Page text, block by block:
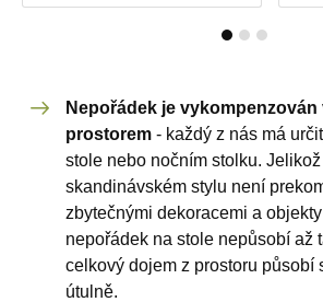
Nepořádek je vykompenzován
prostorem - každý z nás má
stole nebo nočním stolku.
skandinávském stylu není
zbytečnými dekoracemi a
nepořádek na stole nepůsobí až
celkový dojem z prostoru působí
útulně.